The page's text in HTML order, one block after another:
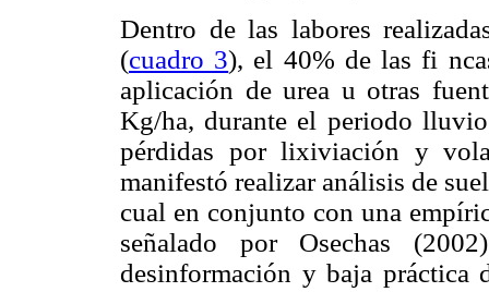
Dentro de las labores
(cuadro 3), el 40% de las fi
aplicación de urea u otras
Kg/ha, durante el periodo
pérdidas por lixiviación y
manifestó realizar análisis de
cual en conjunto con una
señalado por Osechas
desinformación y baja práctica